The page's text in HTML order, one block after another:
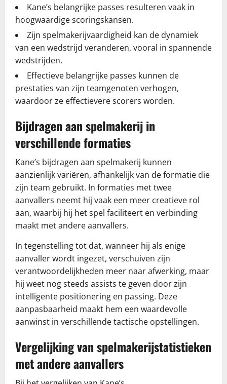
Kane’s belangrijke passes resulteren vaak in
hoogwaardige scoringskansen.
Zijn spelmakerijvaardigheid kan de dynamiek
van een wedstrijd veranderen, vooral in spannende
wedstrijden.
Effectieve belangrijke passes kunnen de
prestaties van zijn teamgenoten verhogen,
waardoor ze effectievere scorers worden.
Bijdragen aan spelmakerij in
verschillende formaties
Kane’s bijdragen aan spelmakerij kunnen
aanzienlijk variëren, afhankelijk van de formatie die
zijn team gebruikt. In formaties met twee
aanvallers neemt hij vaak een meer creatieve rol
aan, waarbij hij het spel faciliteert en verbinding
maakt met andere aanvallers.
In tegenstelling tot dat, wanneer hij als enige
aanvaller wordt ingezet, verschuiven zijn
verantwoordelijkheden meer naar afwerking, maar
hij weet nog steeds assists te geven door zijn
intelligente positionering en passing. Deze
aanpasbaarheid maakt hem een waardevolle
aanwinst in verschillende tactische opstellingen.
Vergelijking van spelmakerijstatistieken
met andere aanvallers